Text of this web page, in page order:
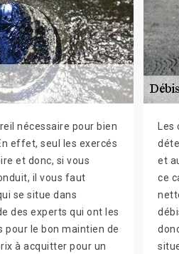
nécessaire pour bien
effet, seul les exercés
et donc, si vous
il vous faut
se situe dans
des experts qui ont les
pour le bon maintien de
à acquitter pour un
Les
et
ce